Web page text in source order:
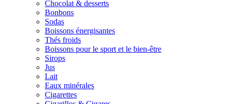
Chocolat & desserts
Bonbons
Sodas
Boissons énergisantes
Thés froids
Boissons pour le sport et le bien-être
Sirops
Jus
Lait
Eaux minérales
Cigarettes